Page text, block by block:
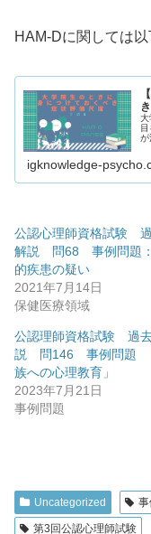
HAM-Dに関しては
大
が
igknowledge-
公認心理師資格試験
解説 問68 事例問題
的疾患の疑い
2021年7月14日
保健医療領域
公認理師資格試験 過
説 問146 事例問題
族への心理教育」
2023年7月21日
事例問題
Uncategorized 事
第3回公認心理師試験